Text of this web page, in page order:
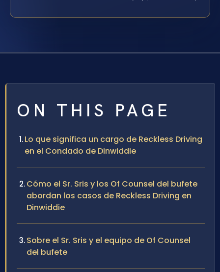
ON THIS PAGE
Lo que significa un cargo de Reckless Driving
en el Condado de Dinwiddie
Cómo el Sr. Sris y los Of Counsel del bufete
abordan los casos de Reckless Driving en
Dinwiddie
Sobre el Sr. Sris y el equipo de Of Counsel
del bufete